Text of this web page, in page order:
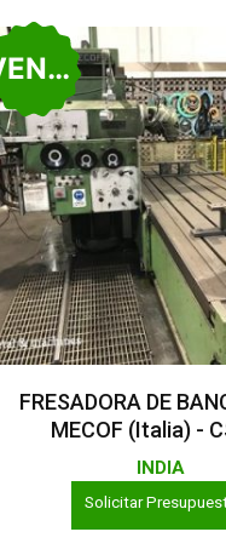
VENDIDO
Leer Más
FRESADORA DE
MECOF (Italia) -
INDIA
Solicitar